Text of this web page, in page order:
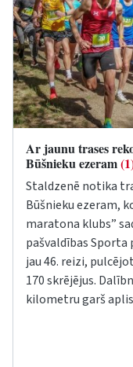
Ar jaunu trases
Būšnieku ezeram
Staldzenē notika
Būšnieku ezeram,
maratona klubs”
pašvaldības Sporta
jau 46. reizi,
170 skrējējus.
kilometru garš